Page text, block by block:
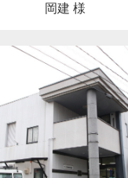
岡建 様